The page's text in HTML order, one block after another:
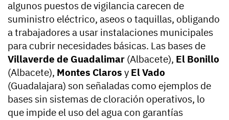
algunos puestos de vigilancia carecen de
suministro eléctrico, aseos o taquillas, obligando
a trabajadores a usar instalaciones municipales
para cubrir necesidades básicas. Las bases de
Villaverde de Guadalimar (Albacete), El Bonillo
(Albacete), Montes Claros y El Vado
(Guadalajara) son señaladas como ejemplos de
bases sin sistemas de cloración operativos, lo
que impide el uso del agua con garantías